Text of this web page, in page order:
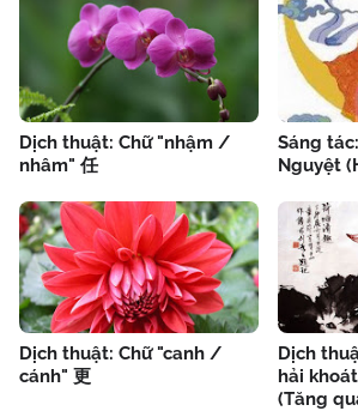
Dịch thuật: Chữ "nhậm /
nhâm" 任
Sáng
Nguyệt
Dịch thuật: Chữ "canh /
cánh" 更
Dịch
hải
(Tăng